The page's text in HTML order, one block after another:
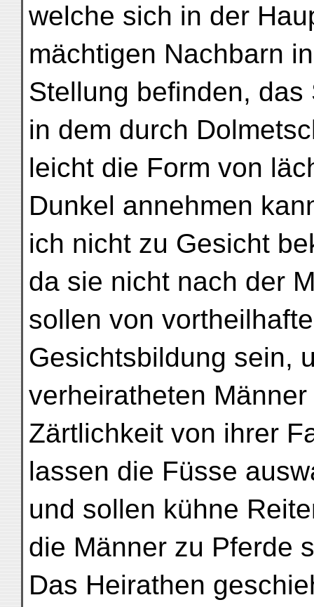
welche sich in der
mächtigen Nachbarn
Stellung befinden, das
in dem durch
leicht die Form von
Dunkel annehmen
ich nicht zu Gesicht
da sie nicht nach der
sollen von
Gesichtsbildung sein,
verheiratheten Männer
Zärtlichkeit von ihrer
lassen die Füsse
und sollen kühne
die Männer zu Pferde
Das Heirathen